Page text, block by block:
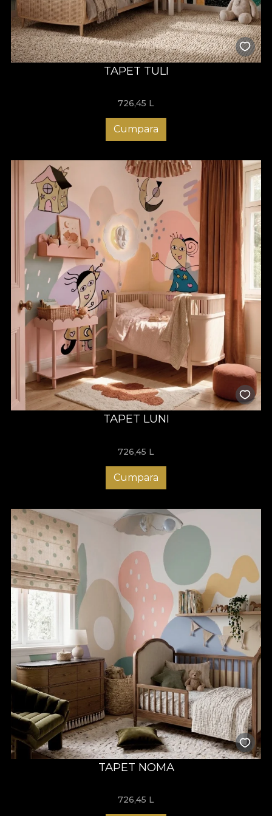
TAPET TULI
726,45 L
Cumpara
TAPET LUNI
726,45 L
Cumpara
TAPET NOMA
726,45 L